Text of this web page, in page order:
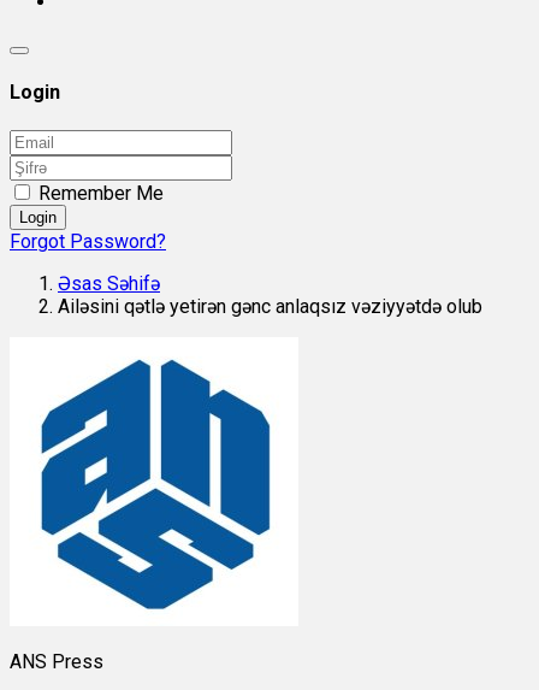
Login
Remember Me
Login
Forgot Password?
Əsas Səhifə
Ailəsini qətlə yetirən gənc anlaqsız vəziyyətdə olub
ANS Press